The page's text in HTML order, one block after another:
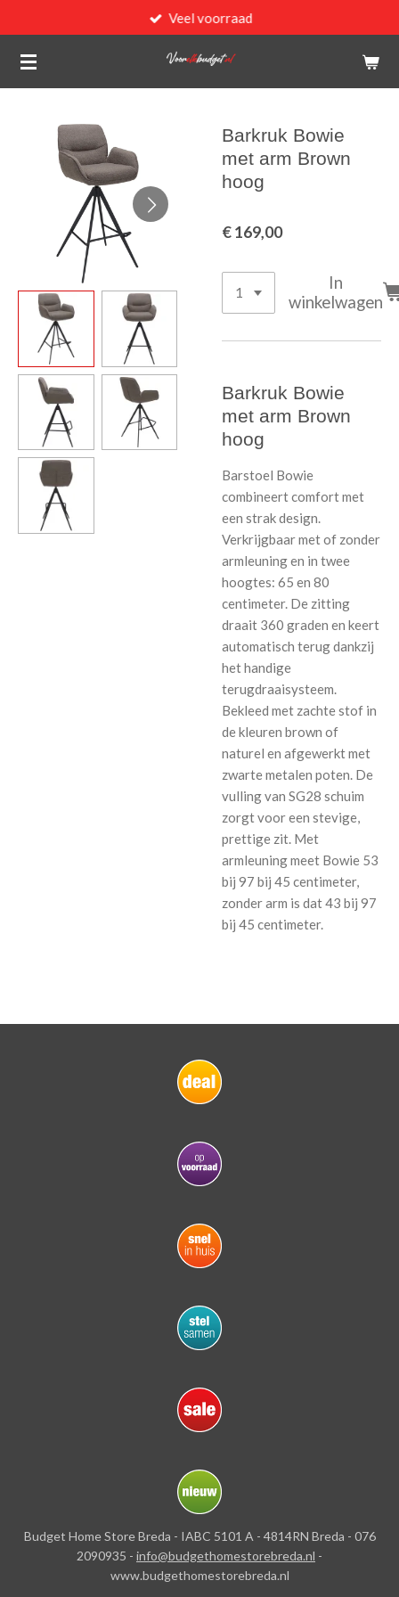
direct
naar
Veel voorraad
Barkruk Bowie
met arm Brown
hoog
€ 169,00
In
winkelwagen
Barkruk Bowie
met arm Brown
hoog
Barstoel Bowie
combineert comfort met
een strak design.
Verkrijgbaar met of zonder
armleuning en in twee
hoogtes: 65 en 80
centimeter. De zitting
draait 360 graden en keert
automatisch terug dankzij
het handige
terugdraaisysteem.
Bekleed met zachte stof in
de kleuren brown of
naturel en afgewerkt met
zwarte metalen poten. De
vulling van SG28 schuim
zorgt voor een stevige,
prettige zit. Met
armleuning meet Bowie 53
bij 97 bij 45 centimeter,
zonder arm is dat 43 bij 97
bij 45 centimeter.
Budget Home Store Breda - IABC 5101 A - 4814RN Breda - 076
2090935 - info@budgethomestorebreda.nl -
www.budgethomestorebreda.nl